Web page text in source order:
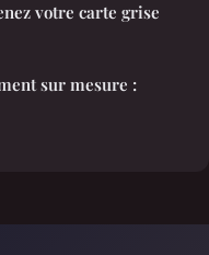
votre carte grise
sur mesure :